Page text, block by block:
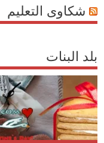
شكاوى التعليم
بلد البنات